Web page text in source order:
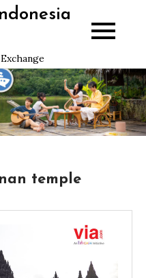
temple